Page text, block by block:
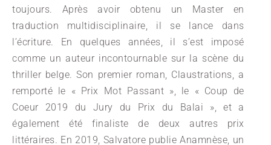
toujours. Après avoir obtenu un Master en
traduction multidisciplinaire, il se lance dans
l’écriture. En quelques années, il s’est imposé
comme un auteur incontournable sur la scène du
thriller belge. Son premier roman, Claustrations, a
remporté le « Prix Mot Passant », le « Coup de
Coeur 2019 du Jury du Prix du Balai », et a
également été finaliste de deux autres prix
littéraires. En 2019, Salvatore publie Anamnèse, un